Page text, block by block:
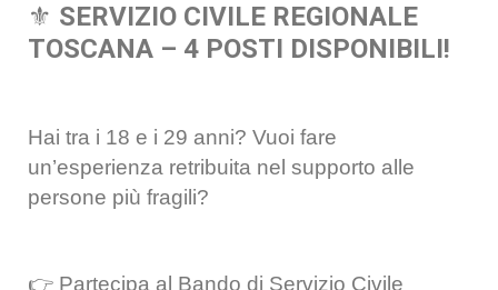
⚜️ SERVIZIO CIVILE REGIONALE
TOSCANA – 4 POSTI DISPONIBILI!
Hai tra i 18 e i 29 anni? Vuoi fare
un’esperienza retribuita nel supporto alle
persone più fragili?
👉 Partecipa al Bando di Servizio Civile